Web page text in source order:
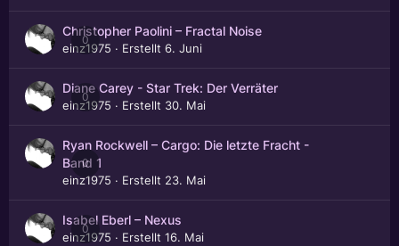
0
Christopher Paolini – Fractal Noise
einz1975 · Erstellt 6. Juni
0
Diane Carey - Star Trek: Der Verräter
einz1975 · Erstellt 30. Mai
0
Ryan Rockwell – Cargo: Die letzte Fracht -
Band 1
einz1975 · Erstellt 23. Mai
0
Isabel Eberl – Nexus
einz1975 · Erstellt 16. Mai